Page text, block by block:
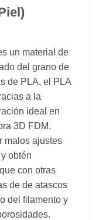
un material de
del grano de
de PLA, el PLA
a la
ideal en
3D FDM.
malos ajustes
obtén
con otras
de de atascos
del filamento y